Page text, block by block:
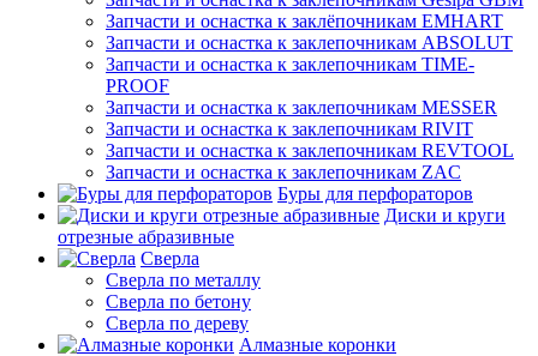
Запчасти и оснастка к заклёпочникам EMHART
Запчасти и оснастка к заклепочникам ABSOLUT
Запчасти и оснастка к заклепочникам TIME-
PROOF
Запчасти и оснастка к заклепочникам MESSER
Запчасти и оснастка к заклепочникам RIVIT
Запчасти и оснастка к заклепочникам REVTOOL
Запчасти и оснастка к заклепочникам ZAC
Буры для перфораторов
Диски и круги
отрезные абразивные
Сверла
Сверла по металлу
Сверла по бетону
Сверла по дереву
Алмазные коронки